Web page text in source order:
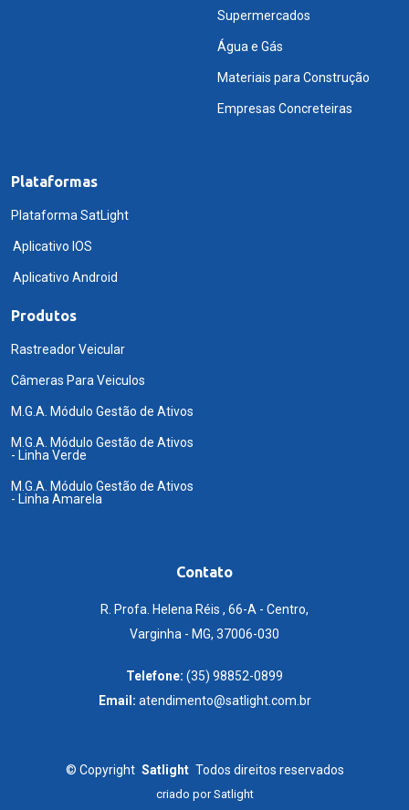
Supermercados
Água e Gás
Materiais para Construção
Empresas Concreteiras
Plataformas
Plataforma SatLight
Aplicativo IOS
Aplicativo Android
Produtos
Rastreador Veicular
Câmeras Para Veiculos
M.G.A. Módulo Gestão de Ativos
M.G.A. Módulo Gestão de Ativos
- Linha Verde
M.G.A. Módulo Gestão de Ativos
- Linha Amarela
Contato
R. Profa. Helena Réis , 66-A - Centro,
Varginha - MG, 37006-030
Telefone: (35) 98852-0899
Email: atendimento@satlight.com.br
© Copyright Satlight Todos direitos reservados
criado porSatlight